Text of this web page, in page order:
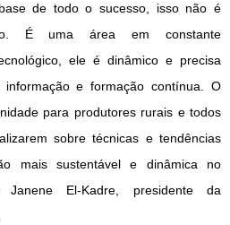
de todo o sucesso, isso não é
É uma área em constante
ele é dinâmico e precisa
e formação contínua. O
para produtores rurais e todos
sobre técnicas e tendências
mais sustentável e dinâmica no
Janene El-Kadre, presidente da